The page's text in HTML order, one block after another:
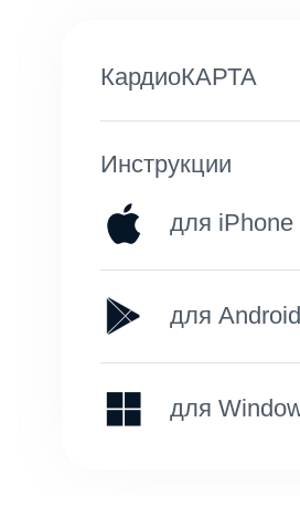
для Android
для iPhone / iPad
Инструкции